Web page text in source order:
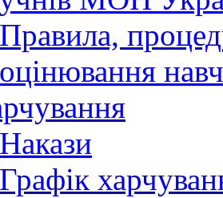
Правила,
оцінювання
Накази
Графік